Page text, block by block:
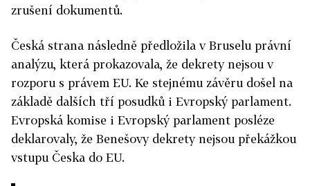
zrušení dokumentů.
Česká strana následně předložila v Bruselu právní
analýzu, která prokazovala, že dekrety nejsou v
rozporu s právem EU. Ke stejnému závěru došel na
základě dalších tří posudků i Evropský parlament.
Evropská komise i Evropský parlament posléze
deklarovaly, že Benešovy dekrety nejsou překážkou
vstupu Česka do EU.